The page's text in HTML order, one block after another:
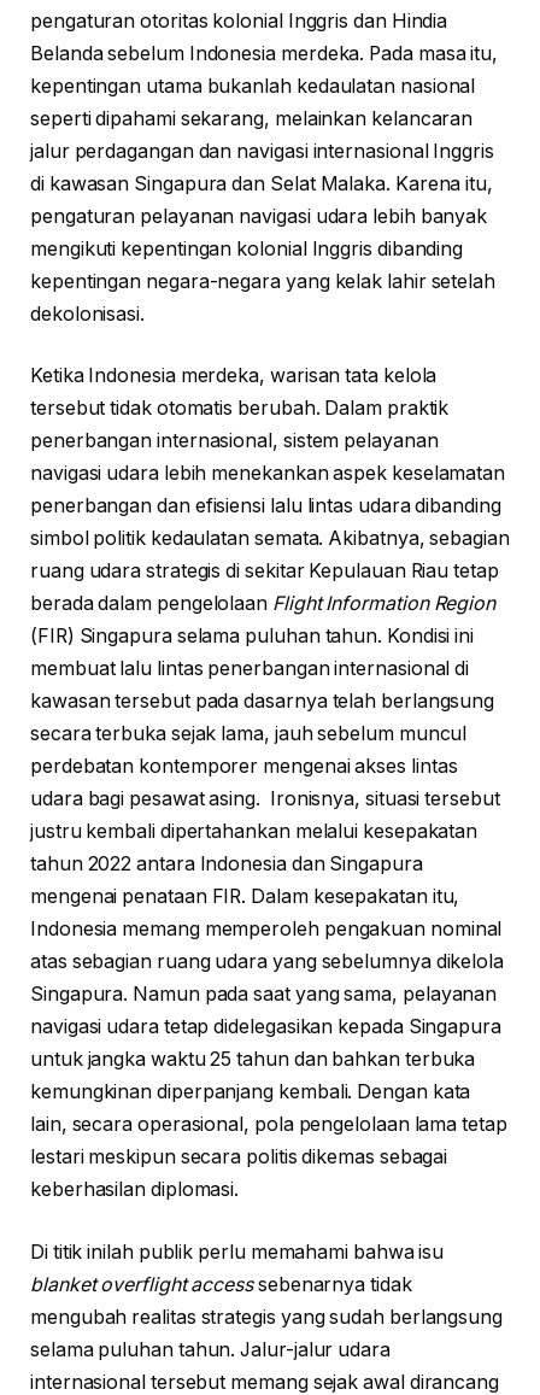
pengaturan otoritas kolonial Inggris dan Hindia
Belanda sebelum Indonesia merdeka. Pada masa itu,
kepentingan utama bukanlah kedaulatan nasional
seperti dipahami sekarang, melainkan kelancaran
jalur perdagangan dan navigasi internasional Inggris
di kawasan Singapura dan Selat Malaka. Karena itu,
pengaturan pelayanan navigasi udara lebih banyak
mengikuti kepentingan kolonial Inggris dibanding
kepentingan negara-negara yang kelak lahir setelah
dekolonisasi.
Ketika Indonesia merdeka, warisan tata kelola
tersebut tidak otomatis berubah. Dalam praktik
penerbangan internasional, sistem pelayanan
navigasi udara lebih menekankan aspek keselamatan
penerbangan dan efisiensi lalu lintas udara dibanding
simbol politik kedaulatan semata. Akibatnya, sebagian
ruang udara strategis di sekitar Kepulauan Riau tetap
berada dalam pengelolaan Flight Information Region
(FIR) Singapura selama puluhan tahun. Kondisi ini
membuat lalu lintas penerbangan internasional di
kawasan tersebut pada dasarnya telah berlangsung
secara terbuka sejak lama, jauh sebelum muncul
perdebatan kontemporer mengenai akses lintas
udara bagi pesawat asing. Ironisnya, situasi tersebut
justru kembali dipertahankan melalui kesepakatan
tahun 2022 antara Indonesia dan Singapura
mengenai penataan FIR. Dalam kesepakatan itu,
Indonesia memang memperoleh pengakuan nominal
atas sebagian ruang udara yang sebelumnya dikelola
Singapura. Namun pada saat yang sama, pelayanan
navigasi udara tetap didelegasikan kepada Singapura
untuk jangka waktu 25 tahun dan bahkan terbuka
kemungkinan diperpanjang kembali. Dengan kata
lain, secara operasional, pola pengelolaan lama tetap
lestari meskipun secara politis dikemas sebagai
keberhasilan diplomasi.
Di titik inilah publik perlu memahami bahwa isu
blanket overflight accesssebenarnya tidak
mengubah realitas strategis yang sudah berlangsung
selama puluhan tahun. Jalur-jalur udara
internasional tersebut memang sejak awal dirancang